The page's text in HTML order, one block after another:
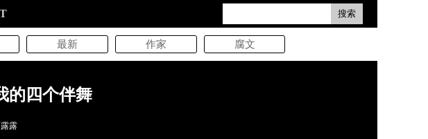
搜索
最新 作家 腐文
的四个伴舞
露